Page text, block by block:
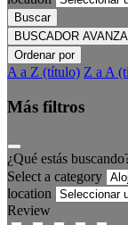
Buscar
BUSCADOR
Ordenar por
A a Z (título) Z a A
Más filtros
¿Qué estás
Select a category
location
Review